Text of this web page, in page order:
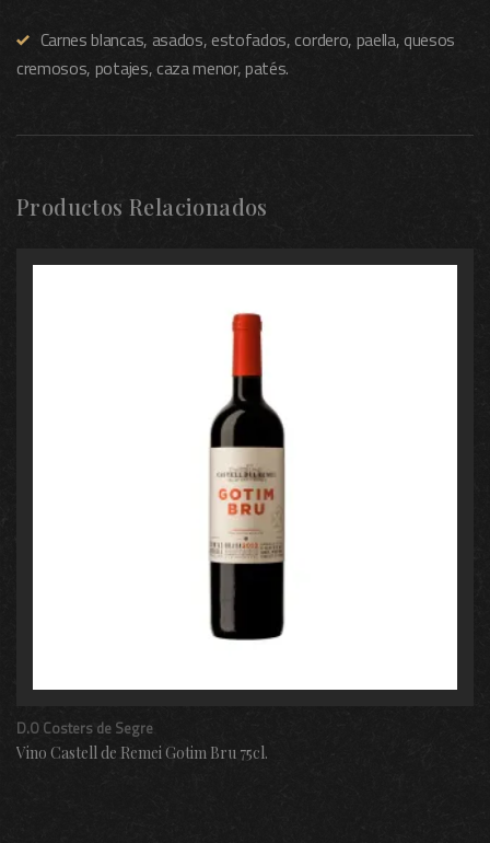
Carnes blancas, asados, estofados, cordero, paella, quesos
cremosos, potajes, caza menor, patés.
Productos Relacionados
D.O Costers de Segre
Vino Castell de Remei Gotim Bru 75cl.